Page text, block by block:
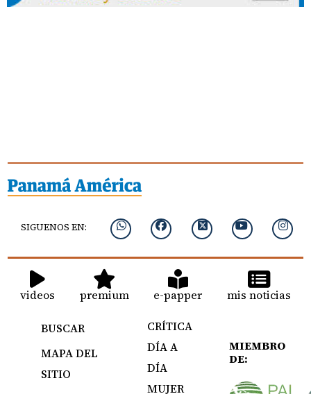
SIGUENOS EN:
videos premium e-papper mis noticias
BUSCAR
MAPA DEL
SITIO
CRÍTICA
DÍA A
DÍA
MUJER
MIEMBRO
DE: